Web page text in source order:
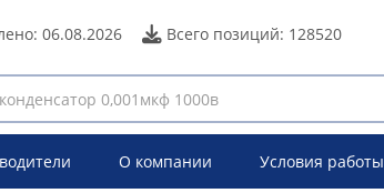
06.08.2026 Всего позиций: 128520
О компании Условия работы